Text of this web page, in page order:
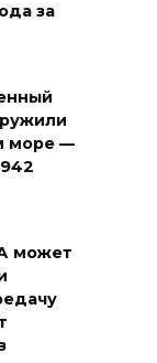
за
море —
может